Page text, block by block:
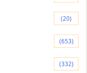
(20)
(653)
(332)